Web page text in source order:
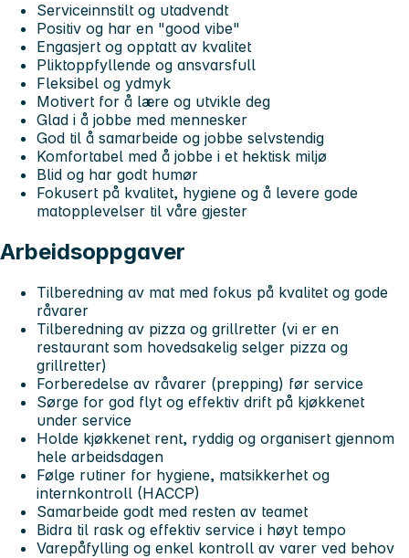
Serviceinnstilt og utadvendt
Positiv og har en "good vibe"
Engasjert og opptatt av kvalitet
Pliktoppfyllende og ansvarsfull
Fleksibel og ydmyk
Motivert for å lære og utvikle deg
Glad i å jobbe med mennesker
God til å samarbeide og jobbe selvstendig
Komfortabel med å jobbe i et hektisk miljø
Blid og har godt humør
Fokusert på kvalitet, hygiene og å levere gode
matopplevelser til våre gjester
Arbeidsoppgaver
Tilberedning av mat med fokus på kvalitet og gode
råvarer
Tilberedning av pizza og grillretter (vi er en
restaurant som hovedsakelig selger pizza og
grillretter)
Forberedelse av råvarer (prepping) før service
Sørge for god flyt og effektiv drift på kjøkkenet
under service
Holde kjøkkenet rent, ryddig og organisert gjennom
hele arbeidsdagen
Følge rutiner for hygiene, matsikkerhet og
internkontroll (HACCP)
Samarbeide godt med resten av teamet
Bidra til rask og effektiv service i høyt tempo
Varepåfylling og enkel kontroll av varer ved behov